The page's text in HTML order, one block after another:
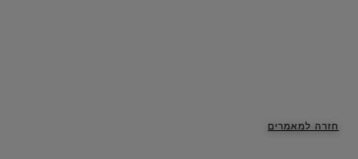
חזרה למאמרים